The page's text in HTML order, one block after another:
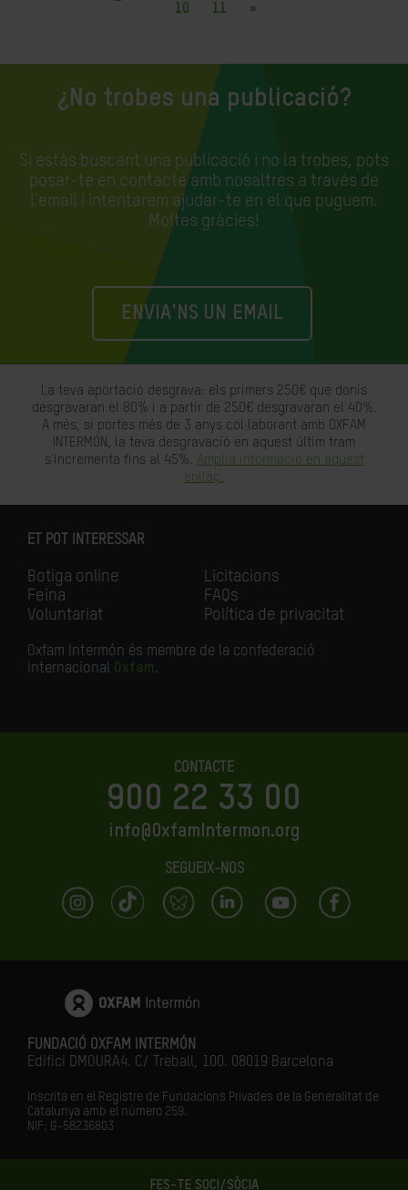
FES-TE SOCI/SÒCIA
10
11 »
¿No trobes una publicació?
Si estàs buscant una publicació i no la trobes, pots
posar-te en contacte amb nosaltres a través de
l'email i intentarem ajudar-te en el que puguem.
Moltes gràcies!
ENVIA'NS UN EMAIL
La teva aportació desgrava: els primers 250€ que donis
desgravaran el 80% i a partir de 250€ desgravaran el 40%.
A més, si portes més de 3 anys col·laborant amb OXFAM
INTERMÓN, la teva desgravació en aquest últim tram
s'incrementa fins al 45%. Amplia informació en aquest
enllaç.
ET POT INTERESSAR
Botiga online
Feina
Voluntariat
Licitacions
FAQs
Política de privacitat
Oxfam Intermón és membre de la confederació
internacional Oxfam.
CONTACTE
900 22 33 00
info@OxfamIntermon.org
SEGUEIX-NOS
FUNDACIÓ OXFAM INTERMÓN
Edifici DMOURA4. C/ Treball, 100. 08019 Barcelona
Inscrita en el Registre de Fundacions Privades de la Generalitat de
Catalunya amb el número 259.
NIF: G-58236803